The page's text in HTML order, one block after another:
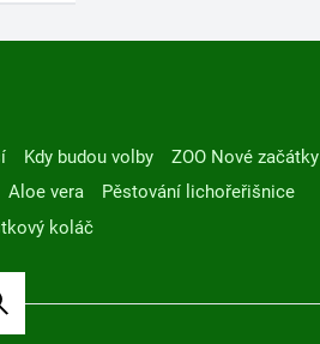
Kdy budou volby
ZOO Nové začátky
Aloe vera
Pěstování lichořeřišnice
koláč